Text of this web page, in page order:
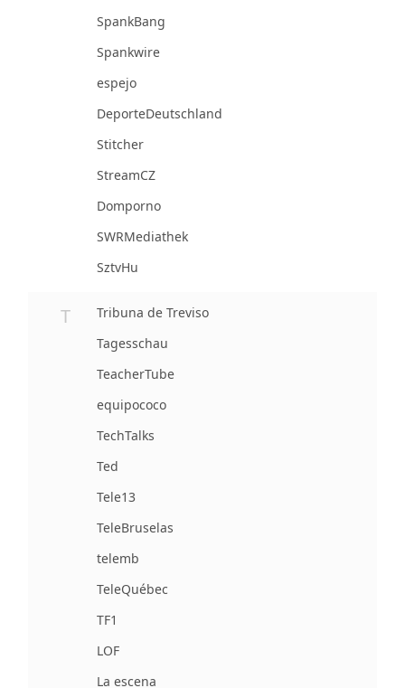
SpankBang
Spankwire
espejo
DeporteDeutschland
Stitcher
StreamCZ
Domporno
SWRMediathek
SztvHu
T
Tribuna de Treviso
Tagesschau
TeacherTube
equipococo
TechTalks
Ted
Tele13
TeleBruselas
telemb
TeleQuébec
TF1
LOF
La escena